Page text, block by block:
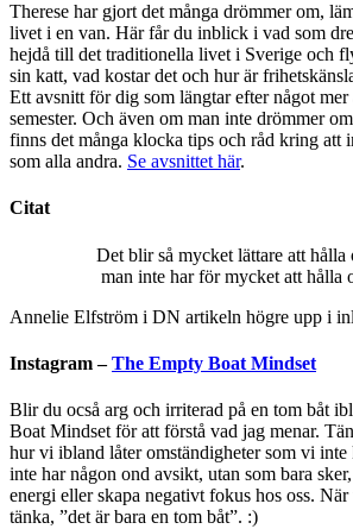
Therese har gjort det många drömmer om,
livet i en van. Här får du inblick i vad som
hejdå till det traditionella livet i Sverige och
sin katt, vad kostar det och hur är
Ett avsnitt för dig som längtar efter något mer
semester. Och även om man inte drömmer
finns det många klocka tips och råd kring att
som alla andra. Se avsnittet här.
Citat
Det blir så mycket lättare att hålla
man inte har för mycket att hålla
Annelie Elfström i DN artikeln högre upp i
Instagram –The Empty Boat Mindset
Blir du ocså arg och irriterad på en tom båt
Boat Mindset för att förstå vad jag menar.
hur vi ibland låter omständigheter som vi
inte har någon ond avsikt, utan som bara
energi eller skapa negativt fokus hos oss.
tänka, ”det är bara en tom båt”. :)